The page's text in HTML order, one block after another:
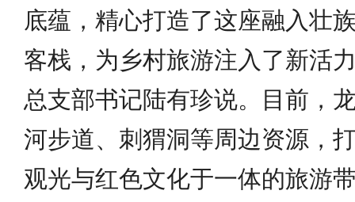
底蕴，精心打造了这座融入壮
客栈，为乡村旅游注入了新活
总支部书记陆有珍说。目前，
河步道、刺猬洞等周边资源，
观光与红色文化于一体的旅游